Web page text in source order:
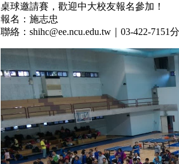
桌球邀請賽，歡迎中大校友報名參加！
報名：施志忠
聯絡：shihc@ee.ncu.edu.tw｜03-422-7151